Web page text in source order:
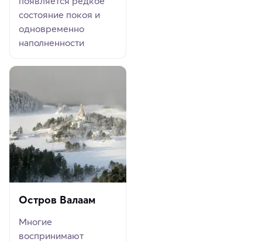
состояние покоя и
одновременно
наполненности
Остров Валаам
Многие
воспринимают